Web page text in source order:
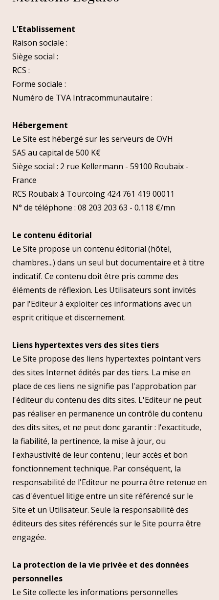
L'Etablissement
Raison sociale :
Siège social :
RCS :
Forme sociale :
Numéro de TVA Intracommunautaire :
Hébergement
Le Site est hébergé sur les serveurs de OVH
SAS au capital de 500 K€
Siège social : 2 rue Kellermann - 59100 Roubaix -
France
RCS Roubaix à Tourcoing 424 761 419 00011
N° de téléphone : 08 203 203 63 - 0.118 €/mn
Le contenu éditorial
Le Site propose un contenu éditorial (hôtel,
chambres...) dans un seul but documentaire et à titre
indicatif. Ce contenu doit être pris comme des
éléments de réflexion. Les Utilisateurs sont invités
par l'Editeur à exploiter ces informations avec un
esprit critique et discernement.
Liens hypertextes vers des sites tiers
Le Site propose des liens hypertextes pointant vers
des sites Internet édités par des tiers. La mise en
place de ces liens ne signifie pas l'approbation par
l'éditeur du contenu des dits sites. L'Editeur ne peut
pas réaliser en permanence un contrôle du contenu
des dits sites, et ne peut donc garantir : l'exactitude,
la fiabilité, la pertinence, la mise à jour, ou
l'exhaustivité de leur contenu ; leur accès et bon
fonctionnement technique. Par conséquent, la
responsabilité de l'Editeur ne pourra être retenue en
cas d'éventuel litige entre un site référencé sur le
Site et un Utilisateur. Seule la responsabilité des
éditeurs des sites référencés sur le Site pourra être
engagée.
La protection de la vie privée et des données
personnelles
Le Site collecte les informations personnelles